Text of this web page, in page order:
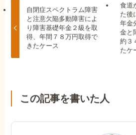
自閉症スペクトラム障害
と注意欠陥多動障害によ
り障害基礎年金２級を取
得、年間７８万円取得で
きたケース
食道
た後
年金
金と
約３
たケ
この記事を書いた人